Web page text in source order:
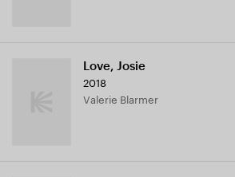
Love, Josie
2018
Valerie Blarmer